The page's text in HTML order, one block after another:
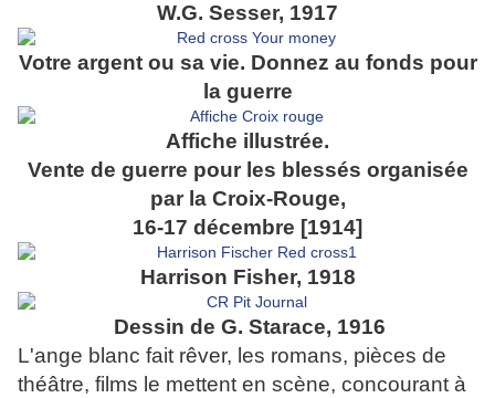
W.G. Sesser, 1917
Votre argent ou sa vie. Donnez au fonds pour
la guerre
Affiche illustrée.
Vente de guerre pour les blessés organisée
par la Croix-Rouge,
16-17 décembre [1914]
Harrison Fisher, 1918
Dessin de G. Starace, 1916
L'ange blanc fait rêver, les romans, pièces de
théâtre, films le mettent en scène, concourant à